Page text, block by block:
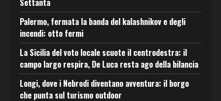
Settanta
Palermo, fermata la banda del kalashnikov e degli
incendi: otto fermi
La Sicilia del voto locale scuote il centrodestra: il
campo largo respira, De Luca resta ago della bilancia
Longi, dove i Nebrodi diventano avventura: il borgo
che punta sul turismo outdoor